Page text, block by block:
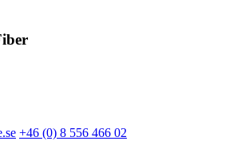
+46 (0) 8 556 466 02